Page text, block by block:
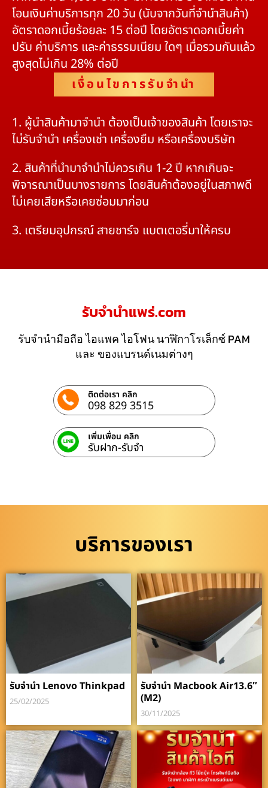
โอนเงินค่าบริการทุก 20 วัน (นับจากวันที่จำนำสินค้า)
อัตราดอกเบี้ยร้อยละ 15 ต่อปี โดยอัตราดอกเบี้ยค่า
ปรับ ค่าบริการ และค่าธรรมเนียม ใดๆ เมื่อรวมกันแล้ว
สูงสุดไม่เกิน 28% ต่อปี
เงื่อนไขการรับจำนำ
1. ผู้นำสินค้ามาจำนำ ต้องเป็นเจ้าของสินค้า โดยเราจะ
ไม่รับจำนำ เครื่องเช่า เครื่องยืม หรือเครื่องบริษัท
2. สินค้าที่นำมาจำนำไม่ควรเกิน 1-2 ปี หากเกินจะ
พิจารณาเป็นบางรายการ โดยสินค้าต้องอยู่ในสภาพดี
ไม่เคยเสียหรือเคยซ่อมมาก่อน
3. เตรียมอุปกรณ์ สายชาร์จ แบตเตอรี่มาให้ครบ
รับจํานําแพร่.com
รับจำนำมือถือ ไอแพค ไอโฟน นาฬิกาโรเล็กซ์ PAM
และ ของแบรนด์เนมต่างๆ
ติดต่อเรา คลิก
098 829 3515
เพิ่มเพื่อน คลิก
รับฝาก-รับจํา
บริการของเรา
รับจำนำ Lenovo Thinkpad
25/02/2025
รับจำนำ Macbook Air13.6″
(M2)
30/11/2025